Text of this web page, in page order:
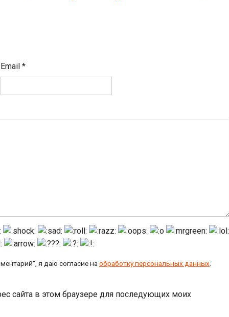
Email*
я даю согласие на обработку персональных данных
сайта в этом браузере для последующих моих